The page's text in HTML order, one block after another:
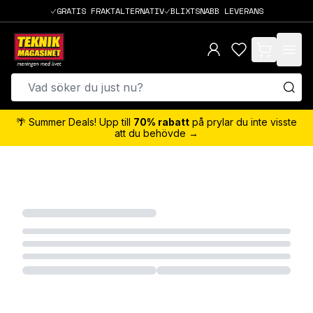
GRATIS FRAKTALTERNATIV BLIXTSNABB LEVERANS
items in cart,
🌴 Summer Deals! Upp till 70% rabatt på prylar du inte visste
att du behövde →